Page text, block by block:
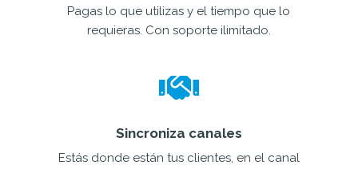
Pagas lo que utilizas y el tiempo que lo
requieras. Con soporte ilimitado.
Sincroniza canales
Estás donde están tus clientes, en el canal